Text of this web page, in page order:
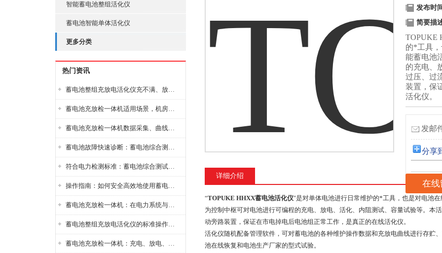
智能蓄电池整组活化仪
蓄电池智能单体活化仪
更多分类
热门资讯
蓄电池整组充放电活化仪充不满、放不完怎么办？
蓄电池充放检一体机适用场景，机房基站变电站铅酸蓄电池维护检测应用
蓄电池充放检一体机数据采集、曲线分析与电池健康状态智能评估功能详解
蓄电池故障快速诊断：蓄电池综合测试仪判断落后电池的方法与标准
符合电力检测标准：蓄电池综合测试仪测试规范与精度校准方法详解
操作指南：如何安全高效地使用蓄电池智能活化仪？
蓄电池充放检一体机：在电力系统与储能设备中的创新应用，确保蓄电池性能与可靠性
蓄电池整组充放电活化仪的标准操作流程：从接线设置到充放电参数设定的安全规范
蓄电池充放检一体机：充电、放电、检测三功能集成设备
发布时
简要描
TOPUKE
的*工具
能蓄电池
的充电、
过压、过
装置，保
活化仪。
发邮
分享
在线
详细介绍
“TOPUKE HHXX蓄电池活化仪"是对单体电池进行日常维护的*工具，也是对电池
为控制中枢可对电池进行可编程的充电、放电、活化、内阻测试、容量试验等。本
动旁路装置，保证在市电掉电后电池组正常工作，是真正的在线活化仪。
活化仪随机配备管理软件，可对蓄电池的各种维护操作数据和充放电曲线进行存贮
池在线恢复和电池生产厂家的型式试验。